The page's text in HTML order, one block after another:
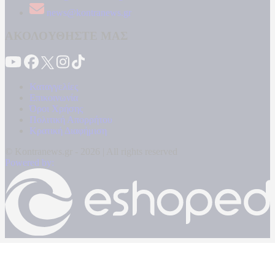
news@kontranews.gr
Καταγγελίες
Επικοινωνία
Όροι Χρήσης
Πολιτική Απορρήτου
Κρατική Διαφήμιση
Powered by: